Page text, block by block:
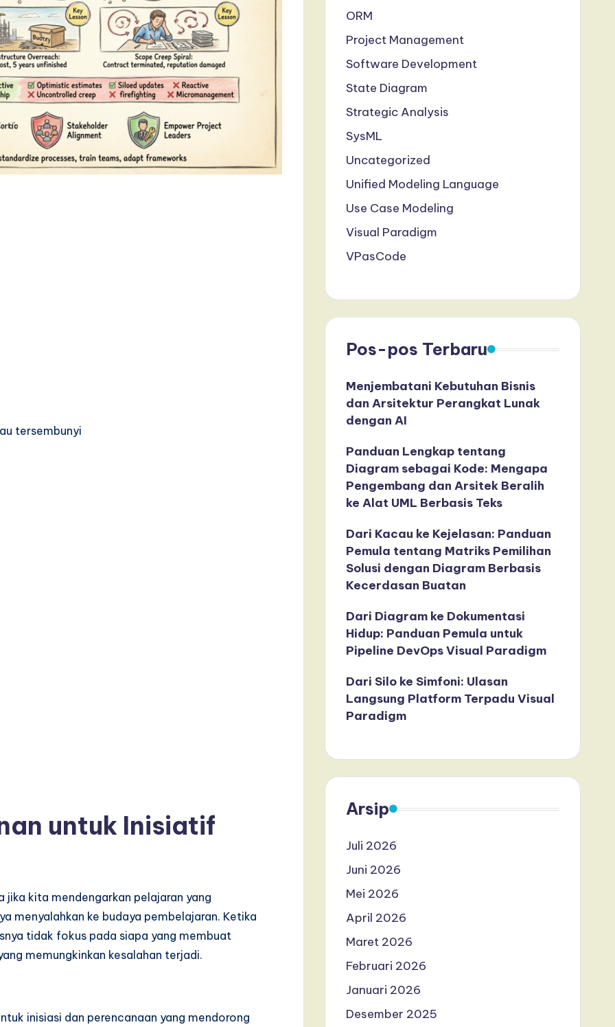
tersembunyi
untuk Inisiatif
jika kita mendengarkan pelajaran yang
menyalahkan ke budaya pembelajaran. Ketika
tidak fokus pada siapa yang membuat
memungkinkan kesalahan terjadi.
inisiasi dan perencanaan yang mendorong
ORM
Project Management
Software Development
State Diagram
Strategic Analysis
SysML
Uncategorized
Unified Modeling Language
Use Case Modeling
Visual Paradigm
VPasCode
Pos-pos Terbaru
Menjembatani Kebutuhan Bisnis
dan Arsitektur Perangkat Lunak
dengan AI
Panduan Lengkap tentang
Diagram sebagai Kode: Mengapa
Pengembang dan Arsitek Beralih
ke Alat UML Berbasis Teks
Dari Kacau ke Kejelasan: Panduan
Pemula tentang Matriks Pemilihan
Solusi dengan Diagram Berbasis
Kecerdasan Buatan
Dari Diagram ke Dokumentasi
Hidup: Panduan Pemula untuk
Pipeline DevOps Visual Paradigm
Dari Silo ke Simfoni: Ulasan
Langsung Platform Terpadu Visual
Paradigm
Arsip
Juli 2026
Juni 2026
Mei 2026
April 2026
Maret 2026
Februari 2026
Januari 2026
Desember 2025